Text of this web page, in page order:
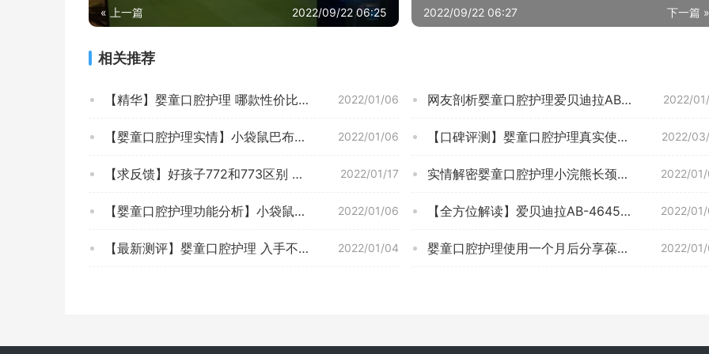
« 上一篇 2022/09/22 06:25 下一篇 »
2022/09/22 06:27
相关推荐
2022/01/06
【精华】婴童口腔护理 哪款性价比最高？评测 马博士mbsuxys 适不适合你！看质量怎么样！ 2022/
网友剖析婴童口腔护理爱贝迪拉AB-5447怎么样的质量，评测为什么这样？
2022/01/06
【婴童口腔护理实情】小袋鼠巴布CC1200评测报告怎么样？质量不靠谱？ 2022/
【口碑评测】婴童口腔护理真实使用感受曝光，小袋鼠巴布cc1223 质量怎么样？究竟合不合格
2022/01/17
【求反馈】好孩子772和773区别 哪款好用？评测教你怎么选 2022/
实情解密婴童口腔护理小浣熊长颈鹿牙刷3支怎么样评测质量值得买吗？
2022/01/06
【婴童口腔护理功能分析】小袋鼠巴布CC733 性能质量好不好？全面评测性价比怎么样？ 2022/
【全方位解读】爱贝迪拉AB-4645 这款 婴童口腔护理质量怎么样？优劣分析评测结果！
2022/01/04
【最新测评】婴童口腔护理 入手不后悔系列！开箱看 安慕斯安慕斯牙刷 质量怎么样？ 2022/
婴童口腔护理使用一个月后分享葆氏儿童牙刷恐龙2支装评测结果怎么样？不值得买吗？